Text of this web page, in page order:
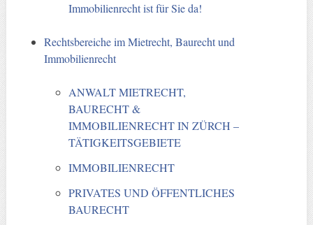
Immobilienrecht ist für Sie da!
Rechtsbereiche im Mietrecht, Baurecht und
Immobilienrecht
ANWALT MIETRECHT,
BAURECHT &
IMMOBILIENRECHT IN ZÜRCH –
TÄTIGKEITSGEBIETE
IMMOBILIENRECHT
PRIVATES UND ÖFFENTLICHES
BAURECHT